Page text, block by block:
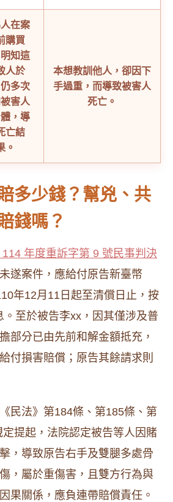
在案
購買
知這
人於
多次
害人
，導
亡結
。
本想教訓他人，卻因下
手過重，而導致被害人
死亡。
多少錢？幫兇、共
錢嗎？
年度重訴字第 9 號民事判決
遂案件，應給付原告新臺幣
年12月11日起至清償日止，按
至於被告李xx，因其僅涉及普
部分已由先前和解金額抵充，
付損害賠償；原告其餘請求則
民法》第184條、第185條、第
提起，法院認定被告等人因賭
，導致原告右手及雙腿多處骨
，屬於重傷害，且雙方行為與
果關係，應負連帶賠償責任。